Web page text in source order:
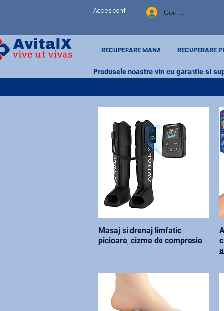
Acces cont Contul meu
RECUPERARE MANA RECUPERARE
Produsele noastre vin cu garantie si
Masaj si drenaj limfatic
picioare, cizme de compresie